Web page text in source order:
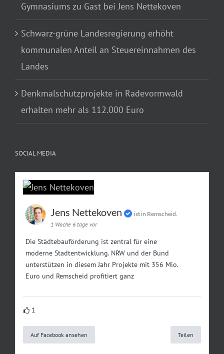
Gymnasiums zu Gast bei Jens Nettekoven
Schwarz-grüne Landesregierung erhöht
kommunalen Anteil an Steuereinnahmen des
Landes
Denkmalschutzprojekte in Radevormwald
erhalten mehr als 112.000 Euro
SOCIAL MEDIA
Jens Nettekoven
ist in Remscheid.
1 Woche 6 tage vor
Die Städtebauförderung ist zentral für eine
moderne Stadtentwicklung. NRW und der Bund
unterstützen in diesem Jahr Projekte mit 356 Mio.
Euro und Remscheid profitiert ganz
1
Auf Facebook ansehen Teilen